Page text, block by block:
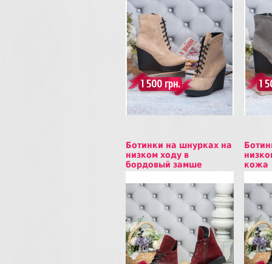
Купить
1 500 грн. 1
Ботинки на шнурках на
низком ходу в
бордовый замше
Купить
кожа